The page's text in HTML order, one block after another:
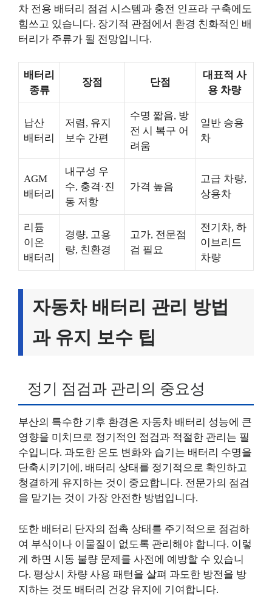
차 전용 배터리 점검 시스템과 충전 인프라 구축에도
힘쓰고 있습니다. 장기적 관점에서 환경 친화적인 배
터리가 주류가 될 전망입니다.
배터리
종류
장점 단점
대표적 사
용 차량
납산
배터리
저렴, 유지
보수 간편
수명 짧음, 방
전 시 복구 어
려움
일반 승용
차
AGM
배터리
내구성 우
수, 충격·진
동 저항
가격 높음
고급 차량,
상용차
리튬
이온
배터리
경량, 고용
량, 친환경
고가, 전문점
검 필요
전기차, 하
이브리드
차량
자동차 배터리 관리 방법
과 유지 보수 팁
정기 점검과 관리의 중요성
부산의 특수한 기후 환경은 자동차 배터리 성능에 큰
영향을 미치므로 정기적인 점검과 적절한 관리는 필
수입니다. 과도한 온도 변화와 습기는 배터리 수명을
단축시키기에, 배터리 상태를 정기적으로 확인하고
청결하게 유지하는 것이 중요합니다. 전문가의 점검
을 맡기는 것이 가장 안전한 방법입니다.
또한 배터리 단자의 접촉 상태를 주기적으로 점검하
여 부식이나 이물질이 없도록 관리해야 합니다. 이렇
게 하면 시동 불량 문제를 사전에 예방할 수 있습니
다. 평상시 차량 사용 패턴을 살펴 과도한 방전을 방
지하는 것도 배터리 건강 유지에 기여합니다.